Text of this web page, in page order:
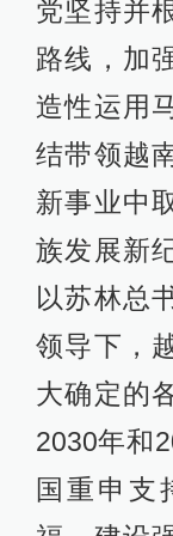
党坚持并
路线，加
造性运用
结带领越
新事业中
族发展新
以苏林总
领导下，
大确定的
2030年和
国重申支